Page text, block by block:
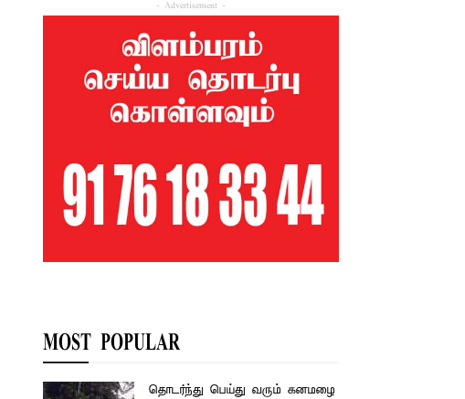
- Advertisement -
MOST POPULAR
தொடர்ந்து பெய்து வரும் கனமழை